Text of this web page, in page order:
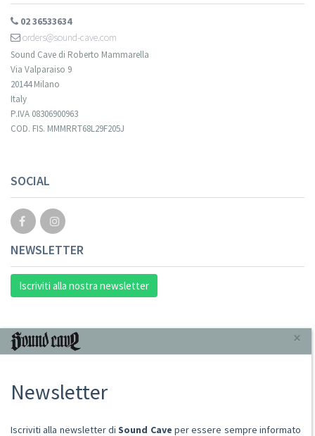
02 36533634
orders@sound-cave.com
Sound Cave di Roberto Mammarella
Via Valparaiso 9
20144 Milano
Italy
P.IVA 08306900963
COD. FIS. MMMRRT68L29F205J
SOCIAL
NEWSLETTER
Iscriviti alla nostra newsletter
INFORMAZIONI
Punto Vendita
Spese postali
×
Newsletter
Iscriviti alla newsletter diSound Cave per essere sempre informato